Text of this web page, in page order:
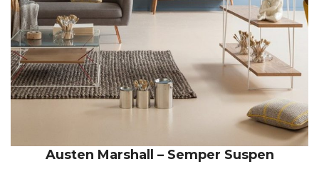
Austen Marshall – Semper Suspen